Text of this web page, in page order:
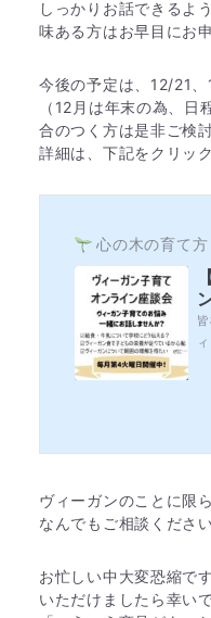
しっかりお話できるよ
味ある方はお早目にお
今後の予定は、12/21
（12月は年末の為、
合のつく方は是非ご検
詳細は、下記をクリッ
心の木の育て方
ヴィーガンのことに限
なんでもご相談ください
お忙しい中大変恐縮で
いただけましたら幸いで